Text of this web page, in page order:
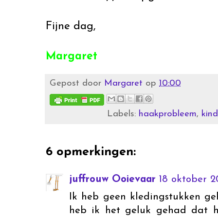
Fijne dag,
Margaret
Gepost door Margaret op 10:00
Labels: haakprobleem,
6 opmerkingen:
juffrouw Ooievaar 18 oktober
Ik heb geen kledingstukken
heb ik het geluk gehad dat